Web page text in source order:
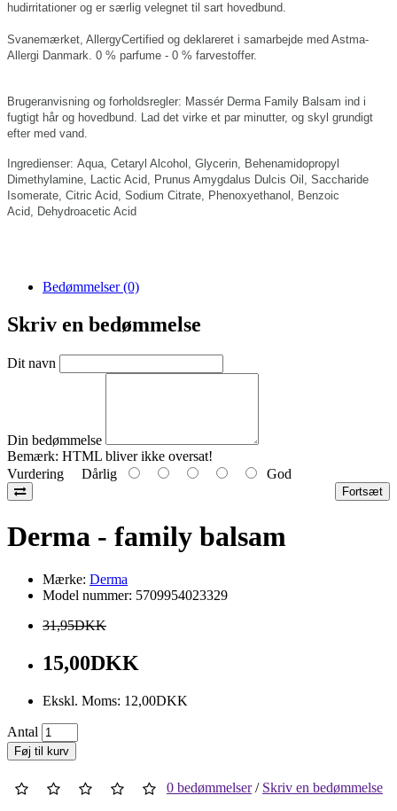
hudirritationer og er særlig velegnet til sart hovedbund.
Svanemærket, AllergyCertified og deklareret i samarbejde med Astma-
Allergi Danmark. 0 % parfume - 0 % farvestoffer.
Brugeranvisning og forholdsregler: Massér Derma Family Balsam ind i
fugtigt hår og hovedbund. Lad det virke et par minutter, og skyl grundigt
efter med vand.
Ingredienser: Aqua, Cetaryl Alcohol, Glycerin, Behenamidopropyl
Dimethylamine, Lactic Acid, Prunus Amygdalus Dulcis Oil, Saccharide
Isomerate, Citric Acid, Sodium Citrate, Phenoxyethanol, Benzoic
Acid, Dehydroacetic Acid
Bedømmelser (0)
Skriv en bedømmelse
Dit navn
Din bedømmelse
Bemærk: HTML bliver ikke oversat!
Vurdering Dårlig God
Fortsæt
Derma - family balsam
Mærke: Derma
Model nummer: 5709954023329
31,95DKK
15,00DKK
Ekskl. Moms: 12,00DKK
Antal
Føj til kurv
0 bedømmelser/ Skriv en bedømmelse